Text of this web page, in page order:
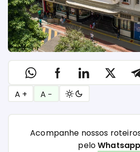
A + A −
Acompanhe nossos
pelo